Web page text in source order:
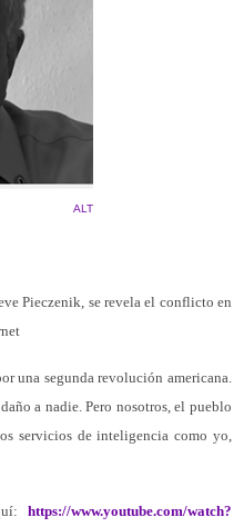
ALT
Pieczenik, se revela el conflicto en
una segunda revolución americana.
a nadie. Pero nosotros, el pueblo
servicios de inteligencia como yo,
https://www.youtube.com/watch?